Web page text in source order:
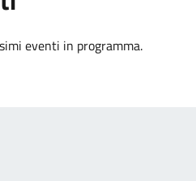
eventi in programma.